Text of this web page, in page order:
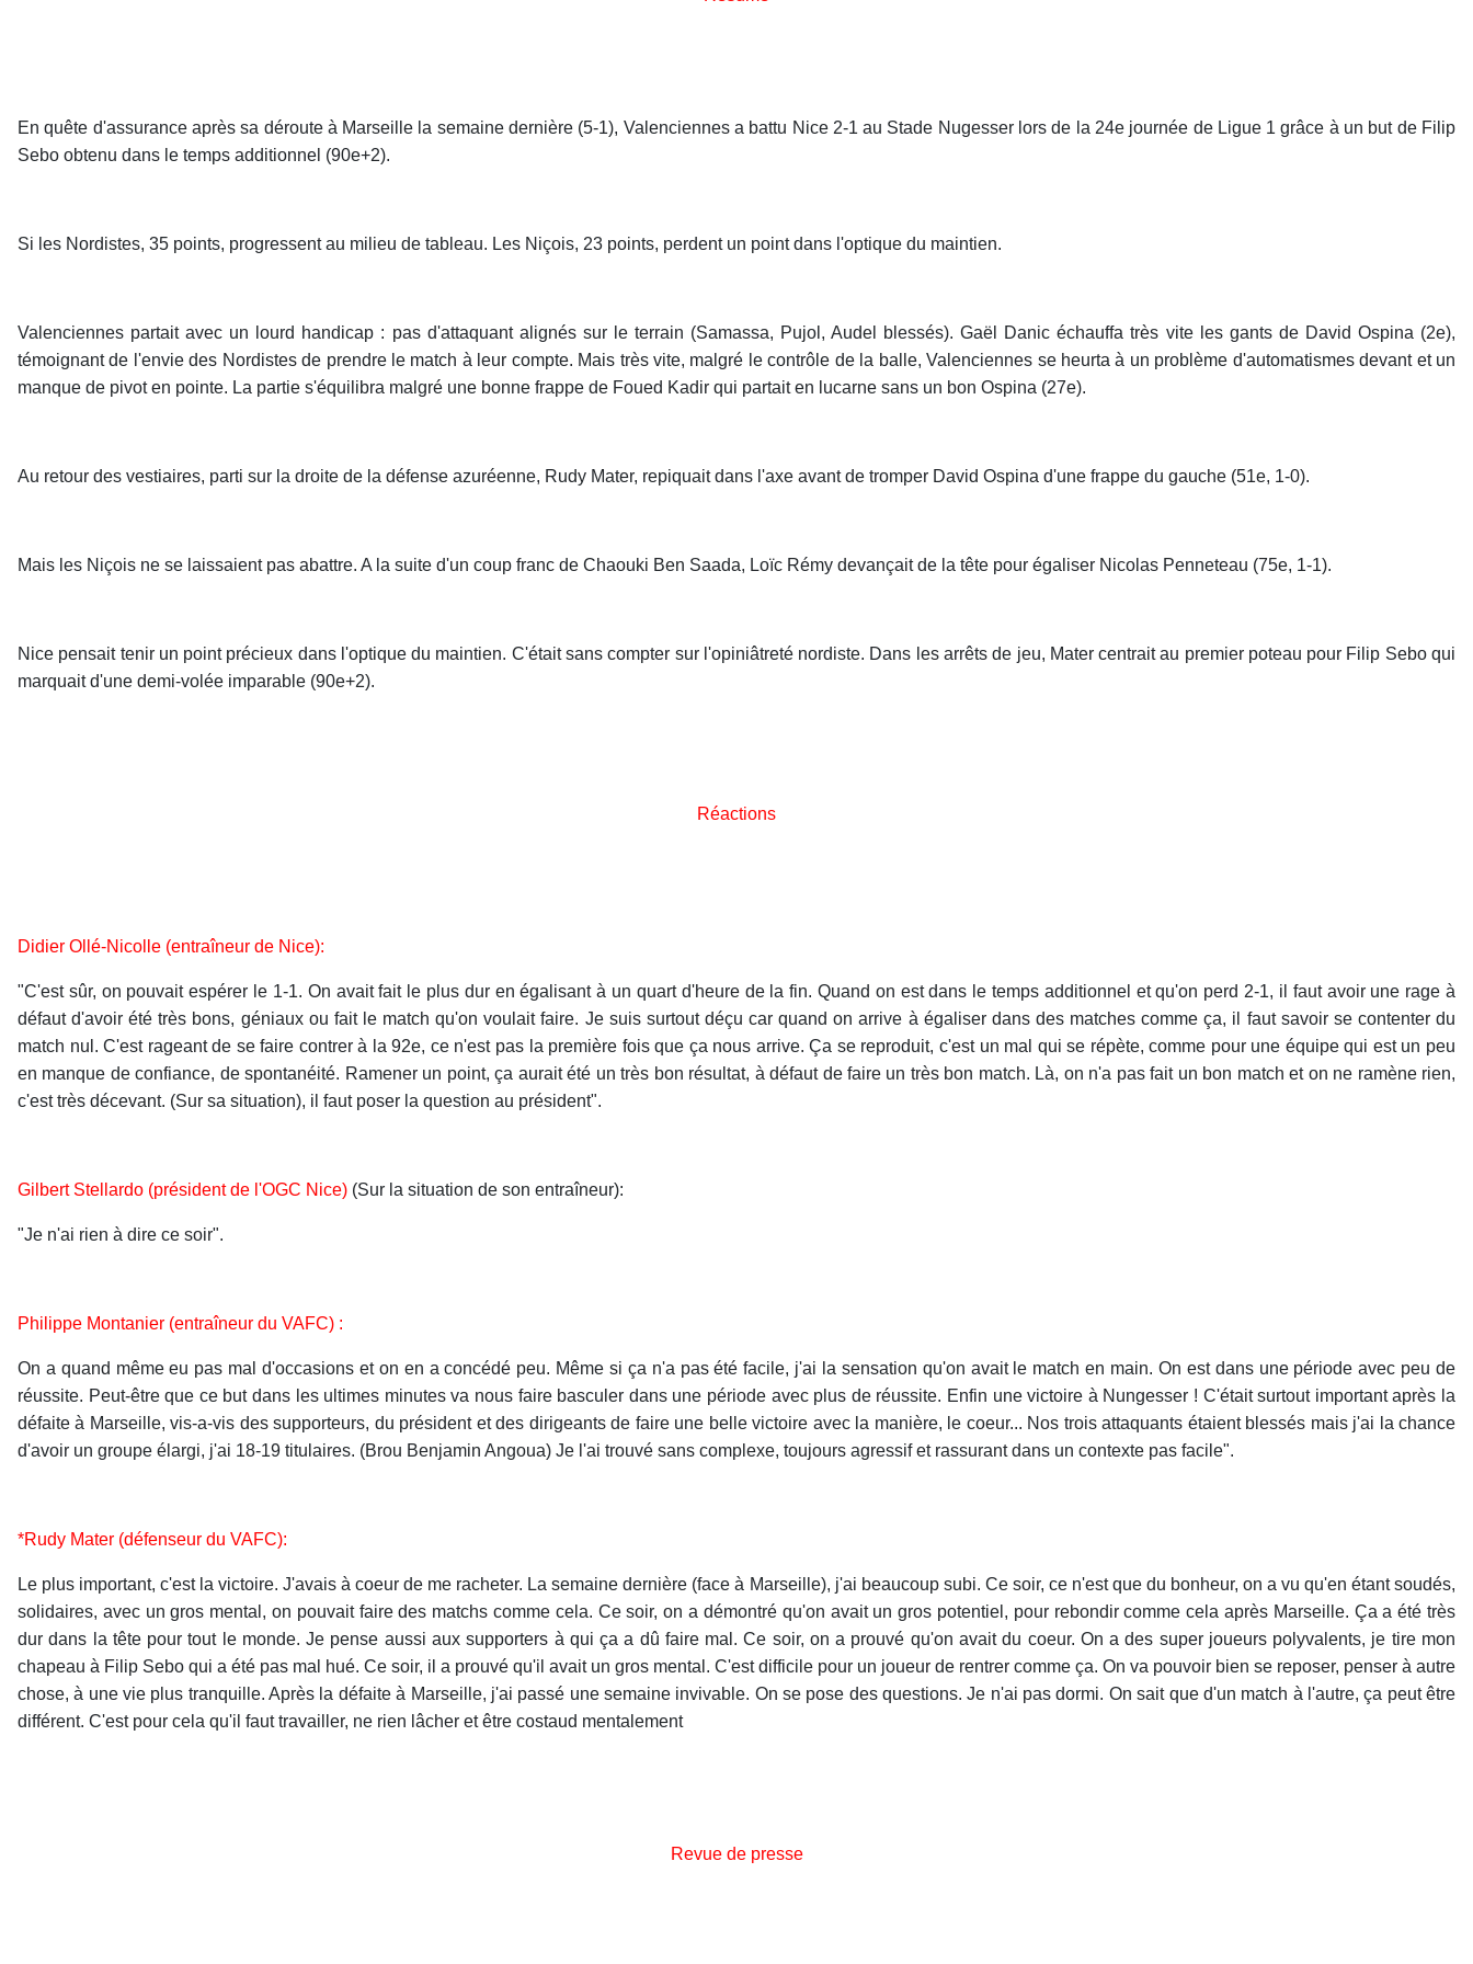
En quête d'assurance après sa déroute à Marseille la semaine dernière (5-1), Valenciennes a battu Nice 2-1 au Stade Nugesser lors de la 24e journée de Ligue 1 grâce à un but de Filip
Sebo obtenu dans le temps additionnel (90e+2).
Si les Nordistes, 35 points, progressent au milieu de tableau. Les Niçois, 23 points, perdent un point dans l'optique du maintien.
Valenciennes partait avec un lourd handicap : pas d'attaquant alignés sur le terrain (Samassa, Pujol, Audel blessés). Gaël Danic échauffa très vite les gants de David Ospina (2e),
témoignant de l'envie des Nordistes de prendre le match à leur compte. Mais très vite, malgré le contrôle de la balle, Valenciennes se heurta à un problème d'automatismes devant et un
manque de pivot en pointe. La partie s'équilibra malgré une bonne frappe de Foued Kadir qui partait en lucarne sans un bon Ospina (27e).
Au retour des vestiaires, parti sur la droite de la défense azuréenne, Rudy Mater, repiquait dans l'axe avant de tromper David Ospina d'une frappe du gauche (51e, 1-0).
Mais les Niçois ne se laissaient pas abattre. A la suite d'un coup franc de Chaouki Ben Saada, Loïc Rémy devançait de la tête pour égaliser Nicolas Penneteau (75e, 1-1).
Nice pensait tenir un point précieux dans l'optique du maintien. C'était sans compter sur l'opiniâtreté nordiste. Dans les arrêts de jeu, Mater centrait au premier poteau pour Filip Sebo qui
marquait d'une demi-volée imparable (90e+2).
Réactions
Didier Ollé-Nicolle (entraîneur de Nice):
"C'est sûr, on pouvait espérer le 1-1. On avait fait le plus dur en égalisant à un quart d'heure de la fin. Quand on est dans le temps additionnel et qu'on perd 2-1, il faut avoir une rage à
défaut d'avoir été très bons, géniaux ou fait le match qu'on voulait faire. Je suis surtout déçu car quand on arrive à égaliser dans des matches comme ça, il faut savoir se contenter du
match nul. C'est rageant de se faire contrer à la 92e, ce n'est pas la première fois que ça nous arrive. Ça se reproduit, c'est un mal qui se répète, comme pour une équipe qui est un peu
en manque de confiance, de spontanéité. Ramener un point, ça aurait été un très bon résultat, à défaut de faire un très bon match. Là, on n'a pas fait un bon match et on ne ramène rien,
c'est très décevant. (Sur sa situation), il faut poser la question au président".
Gilbert Stellardo (président de l'OGC Nice) (Sur la situation de son entraîneur):
"Je n'ai rien à dire ce soir".
Philippe Montanier (entraîneur du VAFC) :
On a quand même eu pas mal d'occasions et on en a concédé peu. Même si ça n'a pas été facile, j'ai la sensation qu'on avait le match en main. On est dans une période avec peu de
réussite. Peut-être que ce but dans les ultimes minutes va nous faire basculer dans une période avec plus de réussite. Enfin une victoire à Nungesser ! C'était surtout important après la
défaite à Marseille, vis-a-vis des supporteurs, du président et des dirigeants de faire une belle victoire avec la manière, le coeur... Nos trois attaquants étaient blessés mais j'ai la chance
d'avoir un groupe élargi, j'ai 18-19 titulaires. (Brou Benjamin Angoua) Je l'ai trouvé sans complexe, toujours agressif et rassurant dans un contexte pas facile".
*Rudy Mater (défenseur du VAFC):
Le plus important, c'est la victoire. J'avais à coeur de me racheter. La semaine dernière (face à Marseille), j'ai beaucoup subi. Ce soir, ce n'est que du bonheur, on a vu qu'en étant soudés,
solidaires, avec un gros mental, on pouvait faire des matchs comme cela. Ce soir, on a démontré qu'on avait un gros potentiel, pour rebondir comme cela après Marseille. Ça a été très
dur dans la tête pour tout le monde. Je pense aussi aux supporters à qui ça a dû faire mal. Ce soir, on a prouvé qu'on avait du coeur. On a des super joueurs polyvalents, je tire mon
chapeau à Filip Sebo qui a été pas mal hué. Ce soir, il a prouvé qu'il avait un gros mental. C'est difficile pour un joueur de rentrer comme ça. On va pouvoir bien se reposer, penser à autre
chose, à une vie plus tranquille. Après la défaite à Marseille, j'ai passé une semaine invivable. On se pose des questions. Je n'ai pas dormi. On sait que d'un match à l'autre, ça peut être
différent. C'est pour cela qu'il faut travailler, ne rien lâcher et être costaud mentalement
Revue de presse